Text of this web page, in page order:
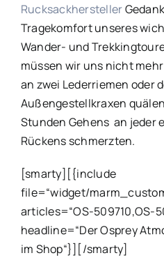
Rucksackhersteller
Tragekomfort unseres
Wander- und
müssen wir uns nicht
an zwei Lederriemen oder
Außengestellkraxen
Stunden Gehens an jeder
Rückens schmerzten.
[smarty][{include
file=“widget/
articles=“OS-509710,OS-
headline=“Der Osprey
im Shop“}][/smarty]